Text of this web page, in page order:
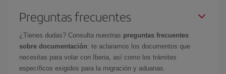
Preguntas frecuentes
¿Tienes dudas? Consulta nuestras preguntas frecuentes
sobre documentación: te aclaramos los documentos que
necesitas para volar con Iberia, así como los trámites
específicos exigidos para la migración y aduanas.